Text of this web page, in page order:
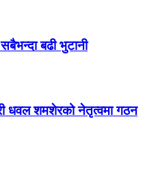
बढी भुटानी
धवल शमशेरको नेतृत्वमा गठन